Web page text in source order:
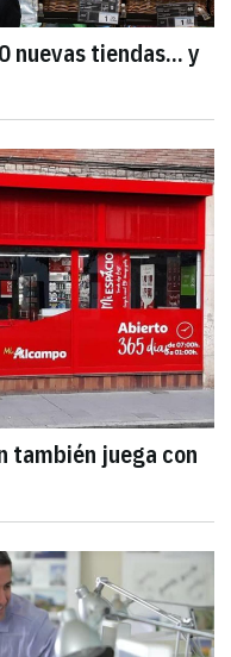
nuevas tiendas... y
también juega con